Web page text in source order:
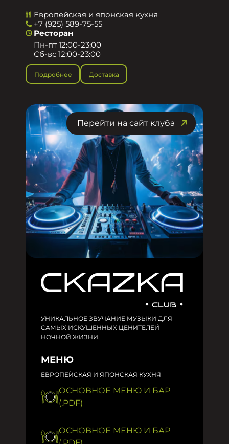
Европейская и японская кухня
+7 (925) 589-75-55
Ресторан
Пн-пт 12:00-23:00
Сб-вс 12:00-23:00
Подробнее Доставка
Перейти на сайт клуба
УНИКАЛЬНОЕ ЗВУЧАНИЕ МУЗЫКИ ДЛЯ
САМЫХ ИСКУШЕННЫХ ЦЕНИТЕЛЕЙ
НОЧНОЙ ЖИЗНИ.
МЕНЮ
ЕВРОПЕЙСКАЯ И ЯПОНСКАЯ КУХНЯ
ОСНОВНОЕ МЕНЮ И БАР
(.PDF)
ОСНОВНОЕ МЕНЮ И БАР